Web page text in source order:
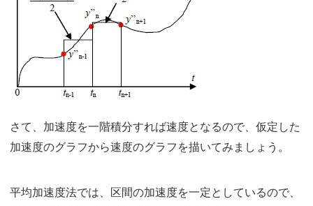
さて、加速度を一階積分すれば速度となるので、仮定した
加速度のグラフから速度のグラフを描いてみましょう。
平均加速度法では、区間の加速度を一定としているので、